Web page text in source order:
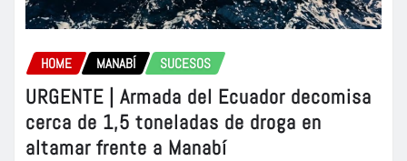
HOME MANABÍ SUCESOS
URGENTE | Armada del Ecuador decomisa
cerca de 1,5 toneladas de droga en
altamar frente a Manabí